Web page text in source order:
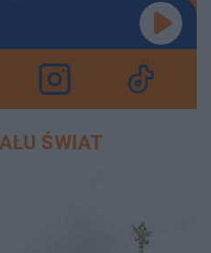
ŚWIAT